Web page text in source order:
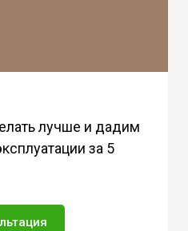
лучше и дадим
за 5